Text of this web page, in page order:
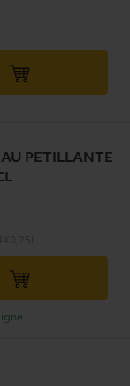
PETILLANTE